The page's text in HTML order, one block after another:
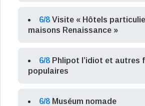
6/8 Visite « Hôtels
maisons Renaissance »
6/8 Phlipot l’idiot et autres
populaires
6/8 Muséum nomade